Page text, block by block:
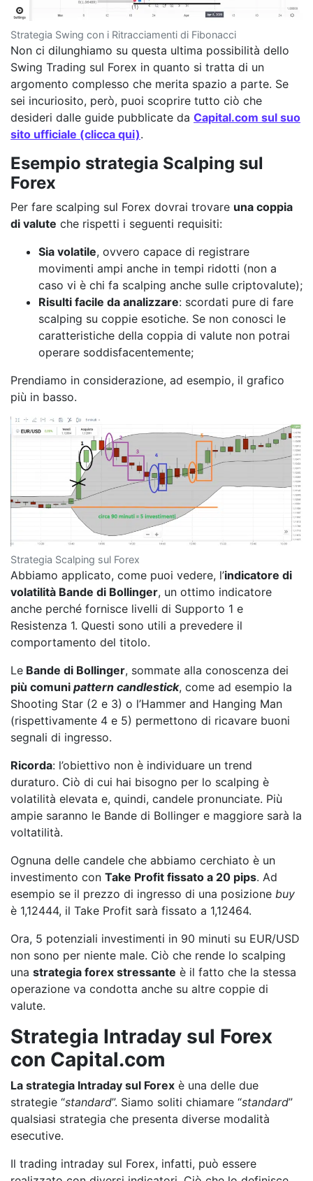
Strategia Swing con i Ritracciamenti di Fibonacci
Non ci dilunghiamo su questa ultima possibilità dello
Swing Trading sul Forex in quanto si tratta di un
argomento complesso che merita spazio a parte. Se
sei incuriosito, però, puoi scoprire tutto ciò che
desideri dalle guide pubblicate da Capital.com sul suo
sito ufficiale (clicca qui).
Esempio strategia Scalping sul
Forex
Per fare scalping sul Forex dovrai trovare una coppia
di valute che rispetti i seguenti requisiti:
Sia volatile, ovvero capace di registrare
movimenti ampi anche in tempi ridotti (non a
caso vi è chi fa scalping anche sulle criptovalute);
Risulti facile da analizzare: scordati pure di fare
scalping su coppie esotiche. Se non conosci le
caratteristiche della coppia di valute non potrai
operare soddisfacentemente;
Prendiamo in considerazione, ad esempio, il grafico
più in basso.
Strategia Scalping sul Forex
Abbiamo applicato, come puoi vedere, l’indicatore di
volatilità Bande di Bollinger, un ottimo indicatore
anche perché fornisce livelli di Supporto 1 e
Resistenza 1. Questi sono utili a prevedere il
comportamento del titolo.
Le Bande di Bollinger, sommate alla conoscenza dei
più comuni pattern candlestick, come ad esempio la
Shooting Star (2 e 3) o l’Hammer and Hanging Man
(rispettivamente 4 e 5) permettono di ricavare buoni
segnali di ingresso.
Ricorda: l’obiettivo non è individuare un trend
duraturo. Ciò di cui hai bisogno per lo scalping è
volatilità elevata e, quindi, candele pronunciate. Più
ampie saranno le Bande di Bollinger e maggiore sarà la
voltatilità.
Ognuna delle candele che abbiamo cerchiato è un
investimento con Take Profit fissato a 20 pips. Ad
esempio se il prezzo di ingresso di una posizione buy
è 1,12444, il Take Profit sarà fissato a 1,12464.
Ora, 5 potenziali investimenti in 90 minuti su EUR/USD
non sono per niente male. Ciò che rende lo scalping
una strategia forex stressante è il fatto che la stessa
operazione va condotta anche su altre coppie di
valute.
Strategia Intraday sul Forex
con Capital.com
La strategia Intraday sul Forex è una delle due
strategie “standard”. Siamo soliti chiamare “standard”
qualsiasi strategia che presenta diverse modalità
esecutive.
Il trading intraday sul Forex, infatti, può essere